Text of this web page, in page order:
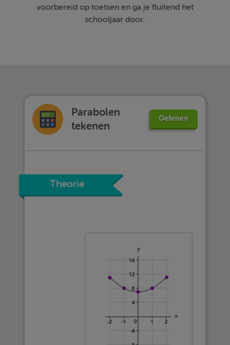
voorbereid op toetsen en ga je fluitend het
schooljaar door.
Parabolen
tekenen
Oefenen
Theorie